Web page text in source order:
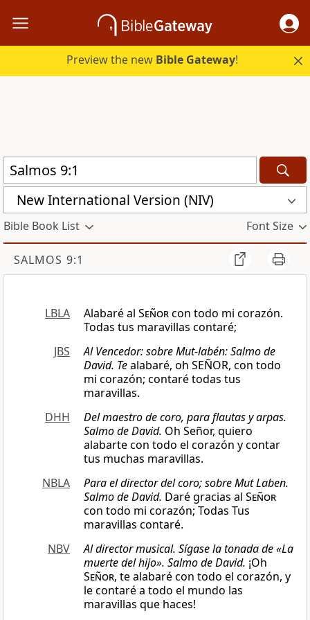
Preview the new Bible Gateway!
New International Version (NIV)
Bible Book List Font Size
SALMOS 9:1
LBLA Alabaré al Señorcon todo mi corazón.
Todas tus maravillas contaré;
JBS
Al Vencedor: sobre Mut-labén: Salmo de
David. Tealabaré, oh SEÑOR, con todo
mi corazón; contaré todas tus
maravillas.
DHH
Del maestro de coro, para flautas y arpas.
Salmo de David. Oh Señor, quiero
alabarte con todo el corazón y contar
tus muchas maravillas.
NBLA
Para el director del coro; sobre Mut Laben.
Salmo de David. Daré gracias al Señor
con todo mi corazón; Todas Tus
maravillas contaré.
NBV
Al director musical. Sígase la tonada de «La
muerte del hijo». Salmo de David. ¡Oh
Señor, te alabaré con todo el corazón, y
le contaré a todo el mundo las
maravillas que haces!